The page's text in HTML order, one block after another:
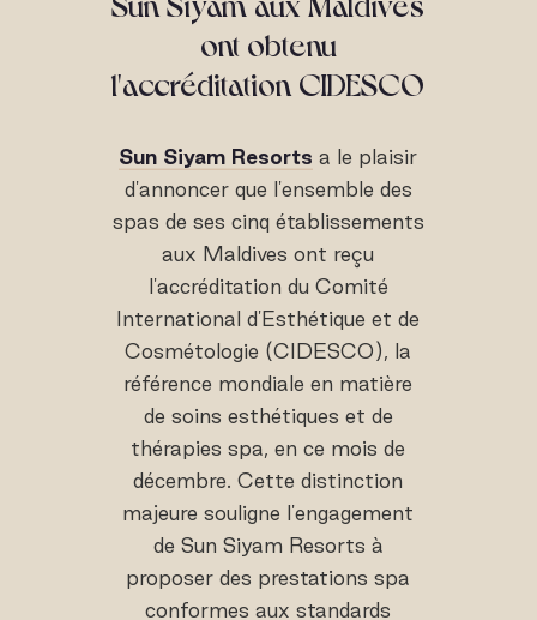
ont obtenu
l'accréditation CIDESCO
Sun Siyam Resorts a le plaisir
d'annoncer que l'ensemble des
spas de ses cinq établissements
aux Maldives ont reçu
l'accréditation du Comité
International d'Esthétique et de
Cosmétologie (CIDESCO), la
référence mondiale en matière
de soins esthétiques et de
thérapies spa, en ce mois de
décembre. Cette distinction
majeure souligne l'engagement
de Sun Siyam Resorts à
proposer des prestations spa
conformes aux standards